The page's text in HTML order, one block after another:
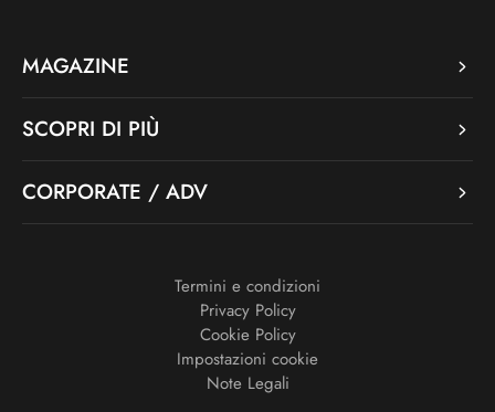
MAGAZINE
SCOPRI DI PIÙ
CORPORATE / ADV
Termini e condizioni
Privacy Policy
Cookie Policy
Impostazioni cookie
Note Legali